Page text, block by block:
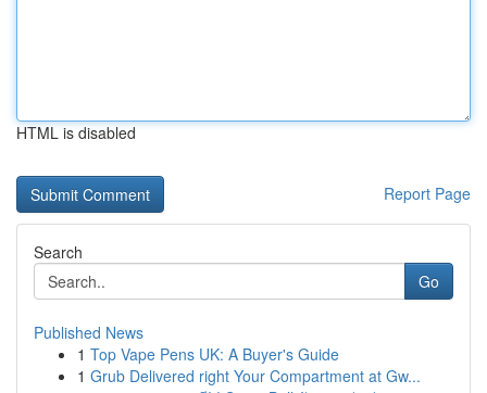
HTML is disabled
Report Page
Search
Go
Published News
1 Top Vape Pens UK: A Buyer's Guide
1 Grub Delivered right Your Compartment at Gw...